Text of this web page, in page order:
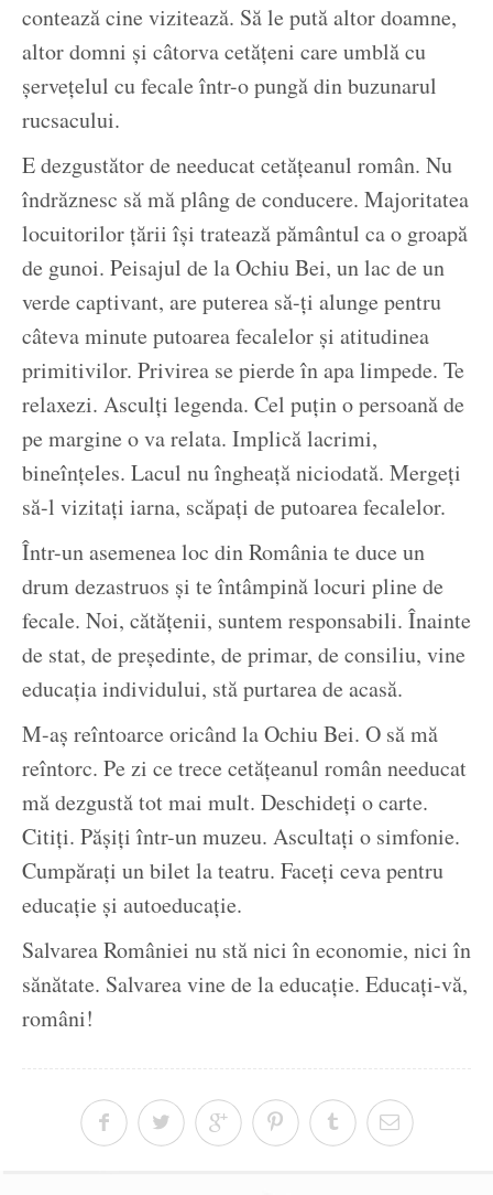
contează cine vizitează. Să le pută altor doamne,
altor domni și câtorva cetățeni care umblă cu
șervețelul cu fecale într-o pungă din buzunarul
rucsacului.
E dezgustător de needucat cetățeanul român. Nu
îndrăznesc să mă plâng de conducere. Majoritatea
locuitorilor țării își tratează pământul ca o groapă
de gunoi. Peisajul de la Ochiu Bei, un lac de un
verde captivant, are puterea să-ți alunge pentru
câteva minute putoarea fecalelor și atitudinea
primitivilor. Privirea se pierde în apa limpede. Te
relaxezi. Asculți legenda. Cel puțin o persoană de
pe margine o va relata. Implică lacrimi,
bineînțeles. Lacul nu îngheață niciodată. Mergeți
să-l vizitați iarna, scăpați de putoarea fecalelor.
Într-un asemenea loc din România te duce un
drum dezastruos și te întâmpină locuri pline de
fecale. Noi, cătățenii, suntem responsabili. Înainte
de stat, de președinte, de primar, de consiliu, vine
educația individului, stă purtarea de acasă.
M-aș reîntoarce oricând la Ochiu Bei. O să mă
reîntorc. Pe zi ce trece cetățeanul român needucat
mă dezgustă tot mai mult. Deschideți o carte.
Citiți. Pășiți într-un muzeu. Ascultați o simfonie.
Cumpărați un bilet la teatru. Faceți ceva pentru
educație și autoeducație.
Salvarea României nu stă nici în economie, nici în
sănătate. Salvarea vine de la educație. Educați-vă,
români!